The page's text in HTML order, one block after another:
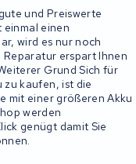
und Preiswerte
einmal einen
wird es nur noch
Reparatur erspart Ihnen
Grund Sich für
kaufen, ist die
mit einer größeren Akku
werden
genügt damit Sie
Garantie